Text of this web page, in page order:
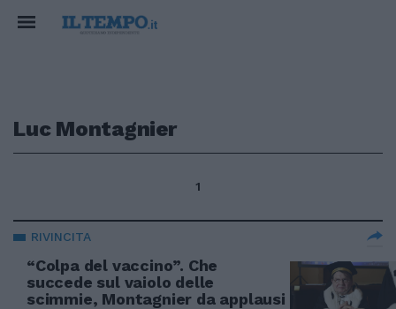
Luc Montagnier
1
RIVINCITA
“Colpa del vaccino”. Che
succede sul vaiolo delle
scimmie, Montagnier da applausi